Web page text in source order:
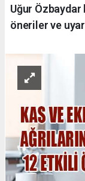
Uğur Özbaydar
öneriler ve